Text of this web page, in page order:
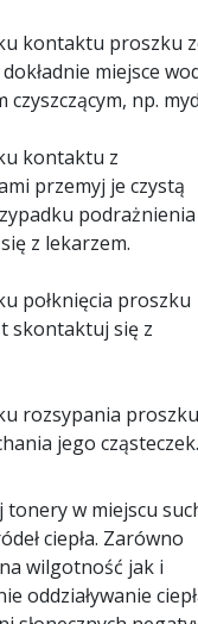
kontaktu proszku
miejsce
czyszczącym, np.
kontaktu z
przemyj je czystą
podrażnienia
z lekarzem.
połknięcia proszku
skontaktuj się z
rozsypania proszku
jego cząsteczek.
tonery w miejscu
ciepła. Zarówno
wilgotność jak i
oddziaływanie